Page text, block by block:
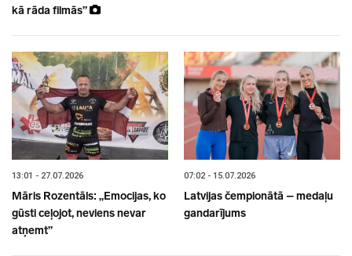
kā rāda filmās”
13:01 - 27.07.2026
Māris Rozentāls: „Emocijas, ko
gūsti ceļojot, neviens nevar
atņemt”
07:02 - 15.07.2026
Latvijas čempionātā – medaļu
gandarījums